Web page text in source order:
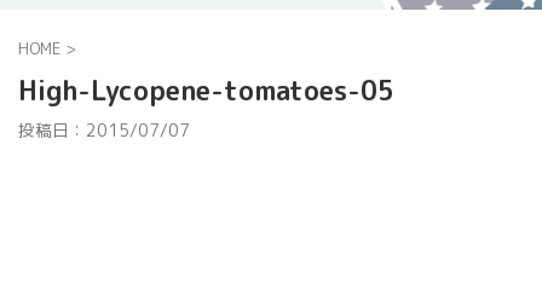
HOME >
High-Lycopene-tomatoes-05
投稿日： 2015/07/07